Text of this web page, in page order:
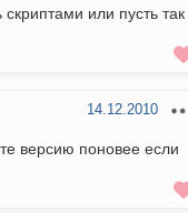
скриптами или пусть
14.12.2010
версию поновее если